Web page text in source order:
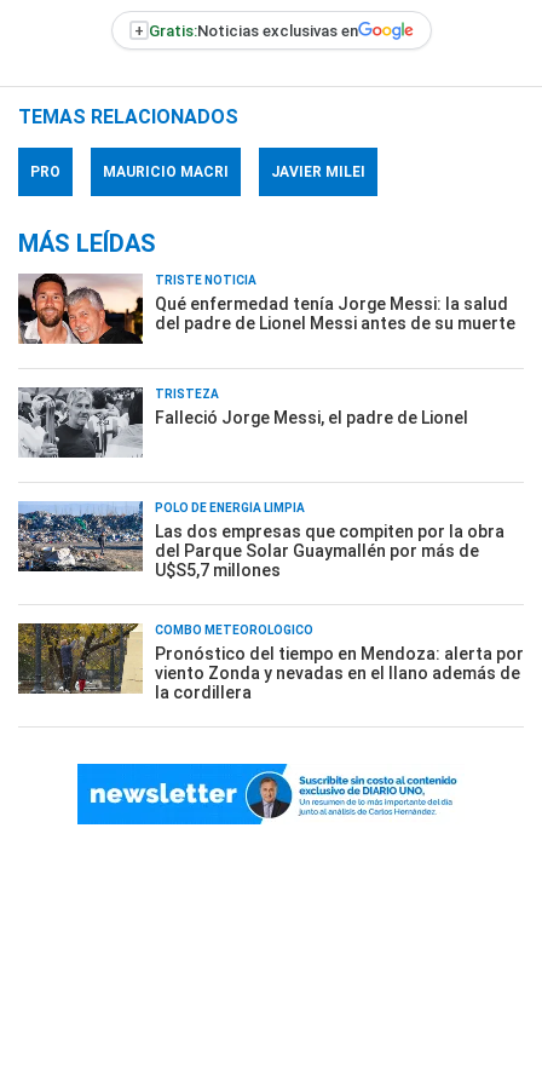
+ Gratis:Noticias exclusivas en
TEMAS RELACIONADOS
PRO MAURICIO MACRI JAVIER MILEI
MÁS LEÍDAS
TRISTE NOTICIA
Qué enfermedad tenía Jorge Messi: la salud
del padre de Lionel Messi antes de su muerte
TRISTEZA
Falleció Jorge Messi, el padre de Lionel
POLO DE ENERGÍA LIMPIA
Las dos empresas que compiten por la obra
del Parque Solar Guaymallén por más de
U$S5,7 millones
COMBO METEOROLÓGICO
Pronóstico del tiempo en Mendoza: alerta por
viento Zonda y nevadas en el llano además de
la cordillera